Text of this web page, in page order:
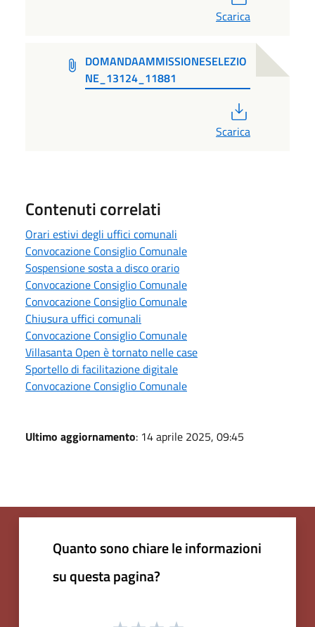
Scarica
DOMANDAAMMISSIONESELEZIO
NE_13124_11881
Scarica
Contenuti correlati
Orari estivi degli uffici comunali
Convocazione Consiglio Comunale
Sospensione sosta a disco orario
Convocazione Consiglio Comunale
Convocazione Consiglio Comunale
Chiusura uffici comunali
Convocazione Consiglio Comunale
Villasanta Open è tornato nelle case
Sportello di facilitazione digitale
Convocazione Consiglio Comunale
Ultimo aggiornamento: 14 aprile 2025, 09:45
Quanto sono chiare le informazioni
su questa pagina?